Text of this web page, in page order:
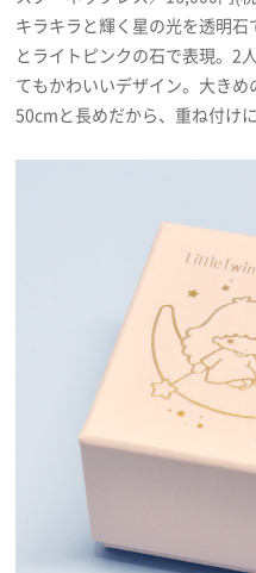
キラキラと輝く星の光を透明
とライトピンクの石で表現。2
てもかわいいデザイン。大き
50cmと長めだから、重ね付け